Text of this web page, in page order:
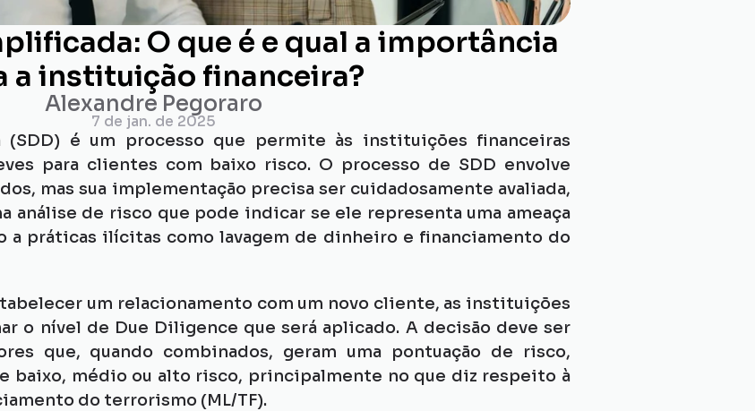
O que é e qual a importância
a instituição financeira?
Alexandre Pegoraro
7 de jan. de 2025
é um processo que permite às instituições financeiras
para clientes com baixo risco. O processo de SDD envolve
mas sua implementação precisa ser cuidadosamente avaliada,
análise de risco que pode indicar se ele representa uma ameaça
a práticas ilícitas como lavagem de dinheiro e financiamento do
um relacionamento com um novo cliente, as instituições
o nível de Due Diligence que será aplicado. A decisão deve ser
que, quando combinados, geram uma pontuação de risco,
baixo, médio ou alto risco, principalmente no que diz respeito à
do terrorismo (ML/TF).